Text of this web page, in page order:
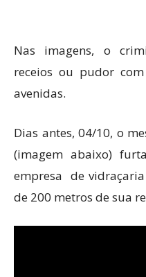
Nas imagens, o
receios ou pudor
avenidas.
Dias antes, 04/10, o
(imagem abaixo)
empresa de
de 200 metros de sua